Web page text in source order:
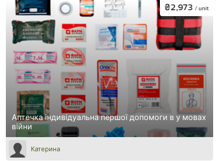
Аптечка індивідуальна першої допомоги в у мовах
війни
₴2,973 / unit
Катерина